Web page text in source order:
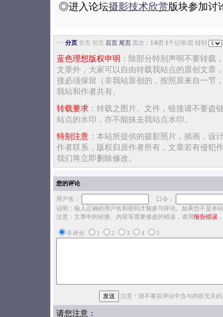
◎进入论坛摄影技术欣赏版块参加讨
>> 分页 首页 前页 后页 尾页 页次： 1/6页 1个记录/页 转到
蓝色理想版权申明 ：除部分特别声明不要转载
文章外，大家可以自由转载我站点的原创文章
接必须保留（非我站原创的，按照原来自一节
我站和作者共有。
转载要求 ：转载之图片、文件，链接请不要盗
站点的水印，亦不能抹去我站点水印。
特别注意 ：本站所提供的摄影照片，插画，设
作者联系，版权归原作者所有，文章若有侵犯
我们将立即删除修改。
您的评论
用户名：
口令：
说明：输入正确的用户名和密码才能参与评论。如果您不是本
注意：文章中的链接、内容等需要修改的错误，请用报告错误
不评分 1 2 3 4 5
注意：请不要在评论中含与内容无关
请您注意：